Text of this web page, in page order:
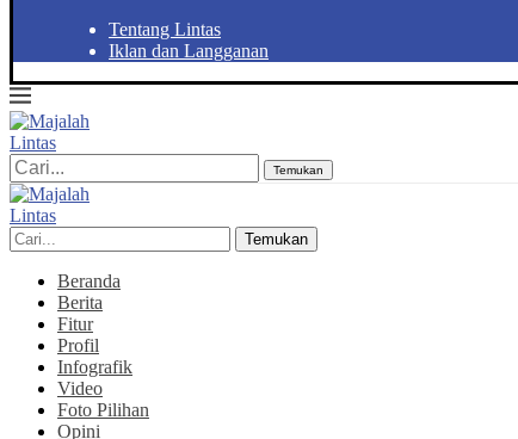
Tentang Lintas
Iklan dan Langganan
Temukan
Temukan
Beranda
Berita
Fitur
Profil
Infografik
Video
Foto Pilihan
Opini